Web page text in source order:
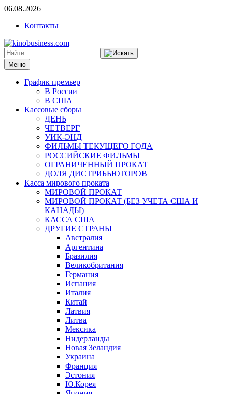
06.08.2026
Контакты
Меню
График премьер
В России
В США
Кассовые сборы
ДЕНЬ
ЧЕТВЕРГ
УИК-ЭНД
ФИЛЬМЫ ТЕКУЩЕГО ГОДА
РОССИЙСКИЕ ФИЛЬМЫ
ОГРАНИЧЕННЫЙ ПРОКАТ
ДОЛЯ ДИСТРИБЬЮТОРОВ
Касса мирового проката
МИРОВОЙ ПРОКАТ
МИРОВОЙ ПРОКАТ (БЕЗ УЧЕТА США И
КАНАДЫ)
КАССА США
ДРУГИЕ СТРАНЫ
Австралия
Аргентина
Бразилия
Великобритания
Германия
Испания
Италия
Китай
Латвия
Литва
Мексика
Нидерланды
Новая Зеландия
Украина
Франция
Эстония
Ю.Корея